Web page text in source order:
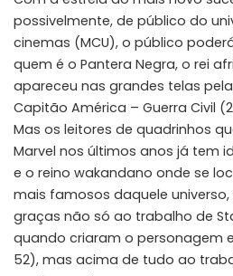
possivelmente, de público do
cinemas (MCU), o público
quem é o Pantera Negra, o rei
apareceu nas grandes telas
Capitão América – Guerra Civil
Mas os leitores de quadrinhos
Marvel nos últimos anos já tem
e o reino wakandano onde se
mais famosos daquele universo,
graças não só ao trabalho de
quando criaram o personagem
52), mas acima de tudo ao